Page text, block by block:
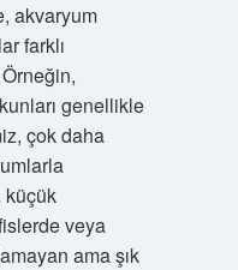
akvaryum
farklı
genellikle
çok daha
küçük
veya
ama şık